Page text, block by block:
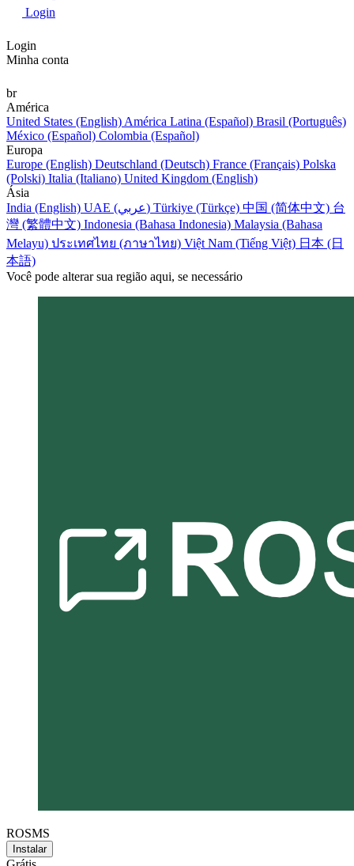
Login
Login
Minha conta
br
América
United States (English) América Latina (Español) Brasil (Português)
México (Español) Colombia (Español)
Europa
Europe (English) Deutschland (Deutsch) France (Français) Polska
(Polski) Italia (Italiano) United Kingdom (English)
Ásia
India (English)
UAE (عربي) Türkiye (Türkçe) 中国 (简体中文) 台
灣 (繁體中文) Indonesia (Bahasa Indonesia) Malaysia (Bahasa
Melayu) ประเทศไทย (ภาษาไทย) Việt Nam (Tiếng Việt) 日本 (日
本語)
Você pode alterar sua região aqui, se necessário
ROSMS
Instalar